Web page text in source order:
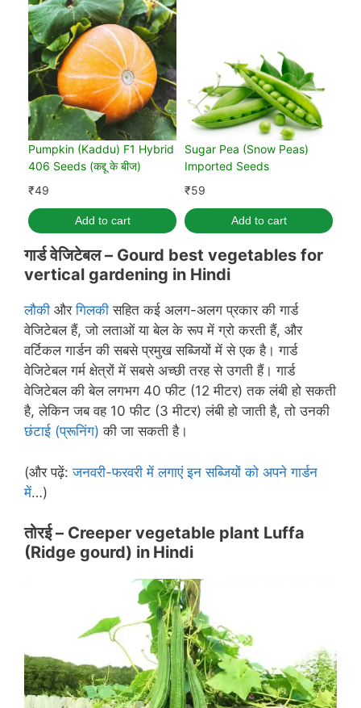
Pumpkin (Kaddu) F1 Hybrid
406 Seeds (कद्दू के बीज)
₹49
Add to cart
Sugar Pea (Snow Peas)
Imported Seeds
₹59
Add to cart
गार्ड वेजिटेबल – Gourd best vegetables for
vertical gardening in Hindi
लौकी औरगिलकी सहित कई अलग-अलग प्रकार की गार्ड
वेजिटेबल हैं, जो लताओं या बेल के रूप में ग्रो करती हैं, और
वर्टिकल गार्डन की सबसे प्रमुख सब्जियों में से एक है। गार्ड
वेजिटेबल गर्म क्षेत्रों में सबसे अच्छी तरह से उगती हैं। गार्ड
वेजिटेबल की बेल लगभग 40 फीट (12 मीटर) तक लंबी हो सकती
है, लेकिन जब वह 10 फीट (3 मीटर) लंबी हो जाती है, तो उनकी
छंटाई (प्रूनिंग) की जा सकती है।
(और पढ़ें:जनवरी-फरवरी में लगाएं इन सब्जियों को अपने गार्डन
में…)
तोरई – Creeper vegetable plant Luffa
(Ridge gourd) in Hindi